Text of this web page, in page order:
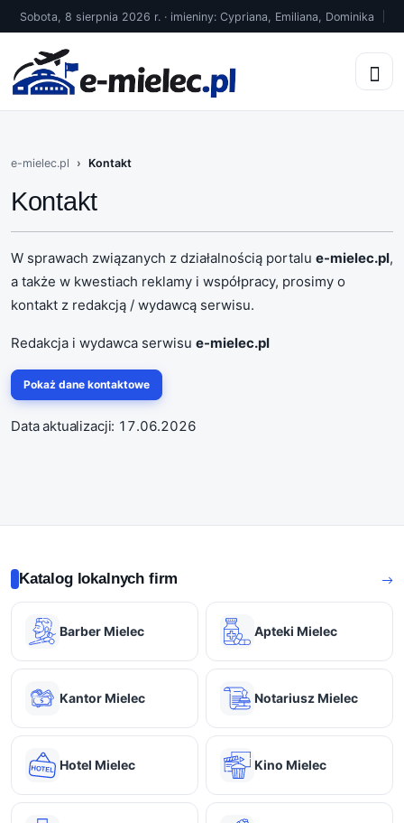
Sobota, 8 sierpnia 2026 r. · imieniny: Cypriana, Emiliana, Dominika
e-mielec.pl Kontakt
Kontakt
W sprawach związanych z działalnością portalu e-mielec.pl,
a także w kwestiach reklamy i współpracy, prosimy o
kontakt z redakcją / wydawcą serwisu.
Redakcja i wydawca serwisu e-mielec.pl
Pokaż dane kontaktowe
Data aktualizacji: 17.06.2026
Katalog lokalnych firm
Barber Mielec Apteki Mielec
Kantor Mielec Notariusz Mielec
Hotel Mielec Kino Mielec